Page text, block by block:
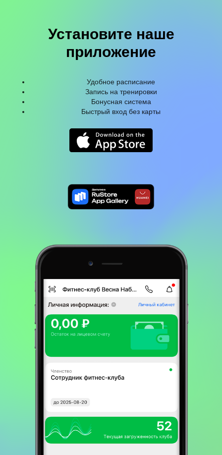
Установите наше
приложение
Удобное расписание
Запись на тренировки
Бонусная система
Быстрый вход без карты